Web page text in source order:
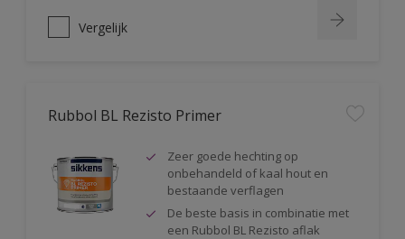
Vergelijk
Rubbol BL Rezisto Primer
Zeer goede hechting op
onbehandeld of kaal hout en
bestaande verflagen
De beste basis in combinatie met
een Rubbol BL Rezisto aflak